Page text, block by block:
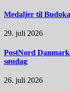
Medaljer til
29. juli 2026
PostNord
søndag
26. juli 2026